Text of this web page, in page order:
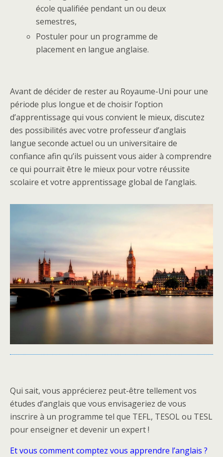
école qualifiée pendant un ou deux
semestres,
Postuler pour un programme de
placement en langue anglaise.
Avant de décider de rester au Royaume-Uni pour une
période plus longue et de choisir l’option
d’apprentissage qui vous convient le mieux, discutez
des possibilités avec votre professeur d’anglais
langue seconde actuel ou un universitaire de
confiance afin qu’ils puissent vous aider à comprendre
ce qui pourrait être le mieux pour votre réussite
scolaire et votre apprentissage global de l’anglais.
Qui sait, vous apprécierez peut-être tellement vos
études d’anglais que vous envisageriez de vous
inscrire à un programme tel que TEFL, TESOL ou TESL
pour enseigner et devenir un expert !
Et vous comment comptez vous apprendre l’anglais ?